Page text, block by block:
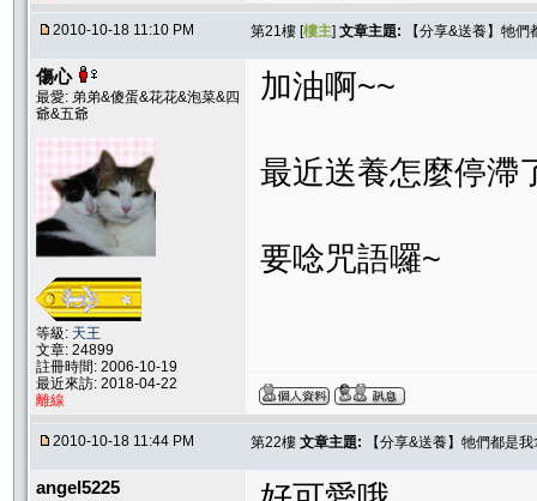
2010-10-18 11:10 PM 第21樓 [樓主] 文章主題: 【分享&送養】牠
傷心
最愛: 弟弟&傻蛋&花花&泡菜&四
爺&五爺
等級: 天王
文章: 24899
註冊時間: 2006-10-19
最近來訪: 2018-04-22
離線
加油啊~~
最近送養怎麼停滯
要唸咒語囉~
2010-10-18 11:44 PM 第22樓 文章主題: 【分享&送養】牠們都是
angel5225